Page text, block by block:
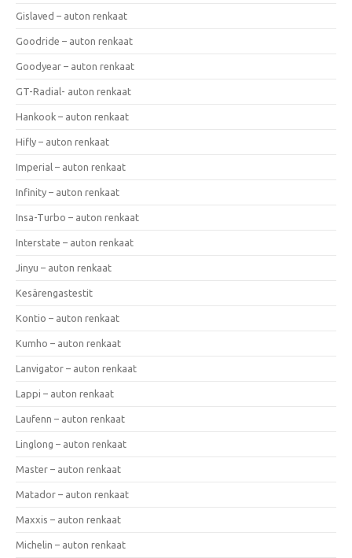
Gislaved – auton renkaat
Goodride – auton renkaat
Goodyear – auton renkaat
GT-Radial- auton renkaat
Hankook – auton renkaat
Hifly – auton renkaat
Imperial – auton renkaat
Infinity – auton renkaat
Insa-Turbo – auton renkaat
Interstate – auton renkaat
Jinyu – auton renkaat
Kesärengastestit
Kontio – auton renkaat
Kumho – auton renkaat
Lanvigator – auton renkaat
Lappi – auton renkaat
Laufenn – auton renkaat
Linglong – auton renkaat
Master – auton renkaat
Matador – auton renkaat
Maxxis – auton renkaat
Michelin – auton renkaat